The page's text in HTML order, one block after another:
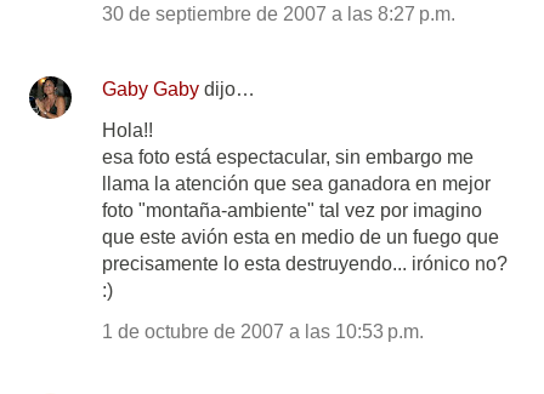
30 de septiembre de 2007 a las 8:27 p.m.
Gaby Gaby dijo…
Hola!!
esa foto está espectacular, sin embargo me
llama la atención que sea ganadora en mejor
foto "montaña-ambiente" tal vez por imagino
que este avión esta en medio de un fuego que
precisamente lo esta destruyendo... irónico no?
:)
1 de octubre de 2007 a las 10:53 p.m.